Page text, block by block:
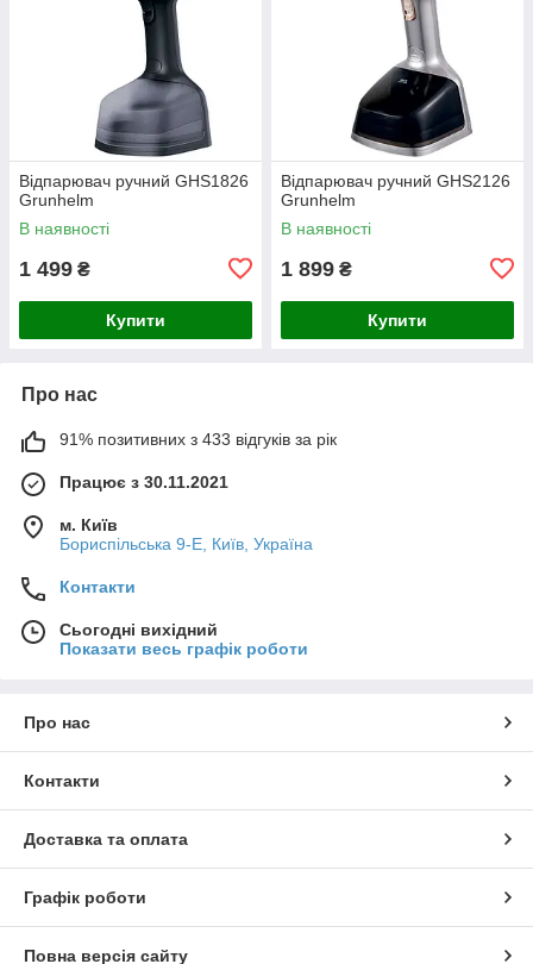
Відпарювач ручний GHS1826
Grunhelm
В наявності
1 499 ₴
Купити
Відпарювач ручний GHS2126
Grunhelm
В наявності
1 899 ₴
Купити
Про нас
91% позитивних з 433 відгуків за рік
Працює з 30.11.2021
м. Київ
Бориспільська 9-Е, Київ, Україна
Контакти
Сьогодні вихідний
Показати весь графік роботи
Про нас
Контакти
Доставка та оплата
Графік роботи
Повна версія сайту